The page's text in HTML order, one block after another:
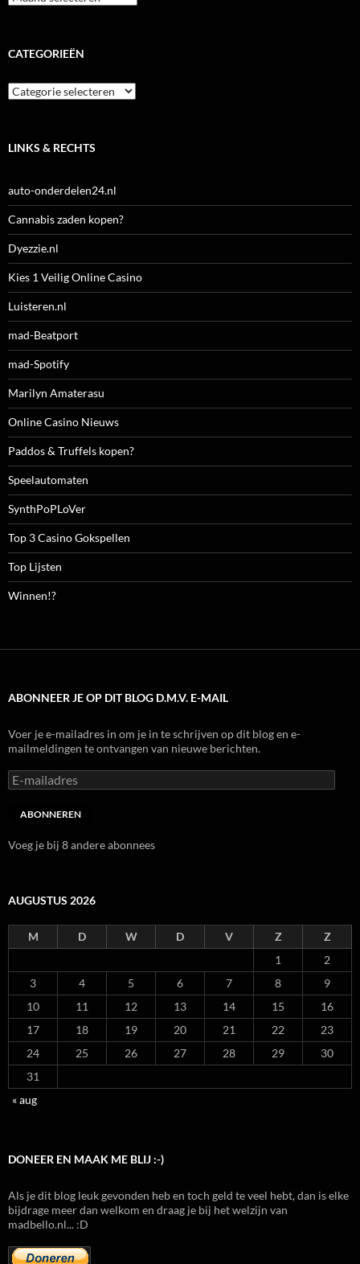
CATEGORIEËN
Categorieën
LINKS & RECHTS
auto-onderdelen24.nl
Cannabis zaden kopen?
Dyezzie.nl
Kies 1 Veilig Online Casino
Luisteren.nl
mad-Beatport
mad-Spotify
Marilyn Amaterasu
Online Casino Nieuws
Paddos & Truffels kopen?
Speelautomaten
SynthPoPLoVer
Top 3 Casino Gokspellen
Top Lijsten
Winnen!?
ABONNEER JE OP DIT BLOG D.M.V. E-MAIL
Voer je e-mailadres in om je in te schrijven op dit blog en e-
mailmeldingen te ontvangen van nieuwe berichten.
E-
mailadres
ABONNEREN
Voeg je bij 8 andere abonnees
AUGUSTUS 2026
M D W D V Z
Z
1
2
3
4 5 6 7 8
9
10
11 12 13 14 15
16
17
18 19 20 21 22
23
24
25 26 27 28 29
30
31
« aug
DONEER EN MAAK ME BLIJ :-)
Als je dit blog leuk gevonden heb en toch geld te veel hebt, dan is elke
bijdrage meer dan welkom en draag je bij het welzijn van
madbello.nl... :D